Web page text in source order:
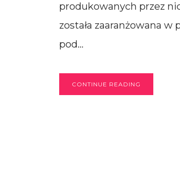
produkowanych przez
została zaaranżowana
pod...
CONTINUE READING